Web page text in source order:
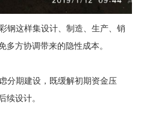
钢这样集设计、制造、生产、销
多方协调带来的隐性成本。
分期建设，既缓解初期资金压
续设计。